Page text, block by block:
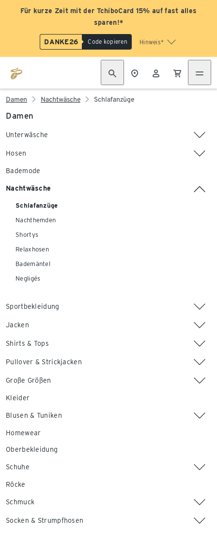
Für kurze Zeit mit der TchiboCard 15% auf fast alles
sparen!*
DANKE26 Code kopieren Hinweis*
Damen Nachtwäsche Schlafanzüge
Damen
Unterwäsche
Hosen
Bademode
Nachtwäsche
Schlafanzüge
Nachthemden
Shortys
Relaxhosen
Bademäntel
Negligés
Sportbekleidung
Jacken
Shirts & Tops
Pullover & Strickjacken
Große Größen
Kleider
Blusen & Tuniken
Homewear
Oberbekleidung
Schuhe
Röcke
Schmuck
Socken & Strumpfhosen